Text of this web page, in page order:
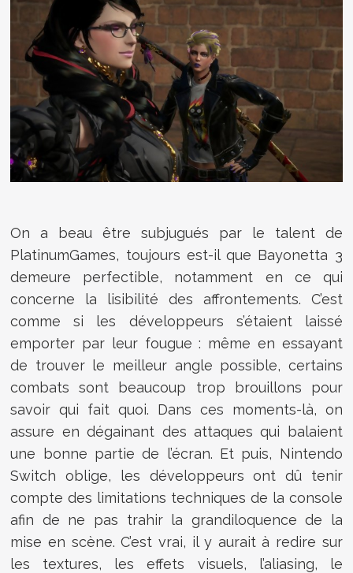
On a beau être subjugués par le talent de
PlatinumGames, toujours est-il que Bayonetta 3
demeure perfectible, notamment en ce qui
concerne la lisibilité des affrontements. C’est
comme si les développeurs s’étaient laissé
emporter par leur fougue : même en essayant
de trouver le meilleur angle possible, certains
combats sont beaucoup trop brouillons pour
savoir qui fait quoi. Dans ces moments-là, on
assure en dégainant des attaques qui balaient
une bonne partie de l’écran. Et puis, Nintendo
Switch oblige, les développeurs ont dû tenir
compte des limitations techniques de la console
afin de ne pas trahir la grandiloquence de la
mise en scène. C’est vrai, il y aurait à redire sur
les textures, les effets visuels, l’aliasing, le